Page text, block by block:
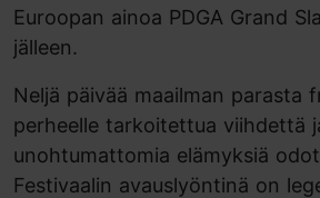
Euroopan ainoa PDGA Grand
jälleen.
Neljä päivää maailman parasta
perheelle tarkoitettua viihdettä
unohtumattomia elämyksiä
Festivaalin avauslyöntinä on